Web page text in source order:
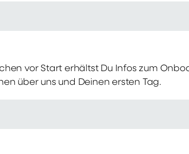
vor Start erhältst Du Infos zum
über uns und Deinen ersten Tag.